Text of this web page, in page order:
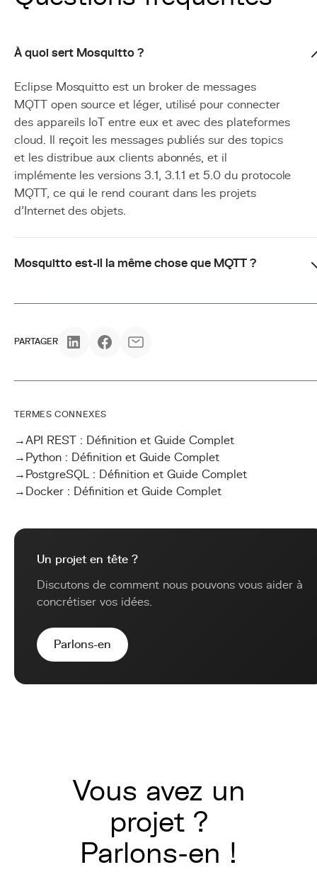
À quoi sert Mosquitto ?
Eclipse Mosquitto est un broker de messages
MQTT open source et léger, utilisé pour connecter
des appareils IoT entre eux et avec des plateformes
cloud. Il reçoit les messages publiés sur des topics
et les distribue aux clients abonnés, et il
implémente les versions 3.1, 3.1.1 et 5.0 du protocole
MQTT, ce qui le rend courant dans les projets
d'Internet des objets.
Mosquitto est-il la même chose que MQTT ?
PARTAGER
TERMES CONNEXES
→API REST : Définition et Guide Complet
→ Python : Définition et Guide Complet
→ PostgreSQL : Définition et Guide Complet
→ Docker : Définition et Guide Complet
Un projet en tête ?
Discutons de comment nous pouvons vous aider à
concrétiser vos idées.
Parlons-en
Vous avez un
projet ?
Parlons-en !